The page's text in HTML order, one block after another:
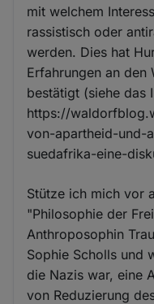
mit welchem
rassistisch oder
werden. Dies hat
Erfahrungen an den
bestätigt (siehe das
https://
von-apartheid-und-
suedafrika-eine-
Stütze ich mich vor
"Philosophie der
Anthroposophin
Sophie Scholls und
die Nazis war, eine
von Reduzierung